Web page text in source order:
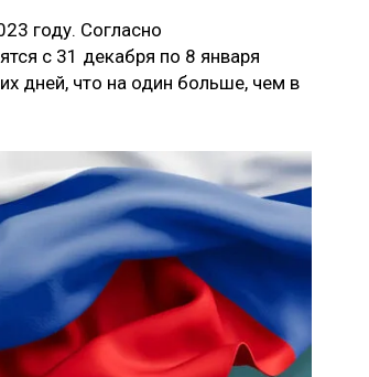
году. Согласно
с 31 декабря по 8 января
дней, что на один больше, чем в